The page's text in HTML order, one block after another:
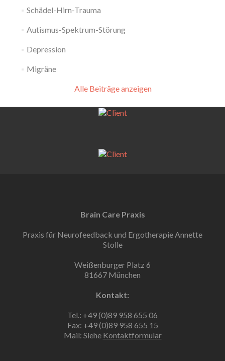
Schädel-Hirn-Trauma
Autismus-Spektrum-Störung
Depression
Migräne
Alle Beiträge anzeigen
Brain Care Praxis
Praxis für Neurofeedback und Ergotherapie Annette
Stolle
Weißenburger Platz 6
81667 München
Kontakt:
Tel.: +49 (0)89 958 655 06
Fax: +49 (0)89 958 655 15
Mail: Siehe Kontaktformular